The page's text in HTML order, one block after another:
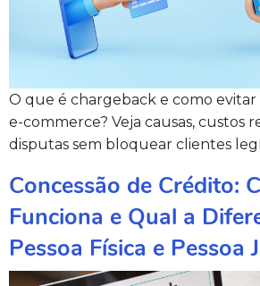
O que é chargeback e como
e-commerce? Veja causas, custos
disputas sem bloquear clientes
Concessão de Crédito:
Funciona e Qual a
Pessoa Física e Pessoa